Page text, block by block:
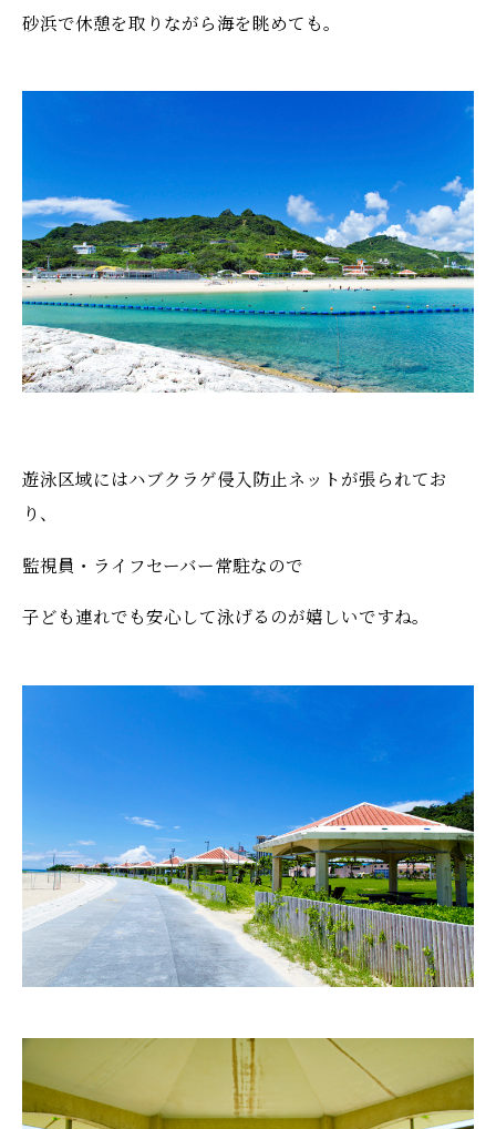
砂浜で休憩を取りながら海を眺めても。
遊泳区域にはハブクラゲ侵入防止ネットが張られてお
り、
監視員・ライフセーバー常駐なので
子ども連れでも安心して泳げるのが嬉しいですね。